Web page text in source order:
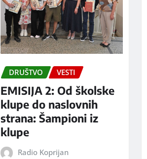
DRUŠTVO VESTI
EMISIJA 2: Od školske
klupe do naslovnih
strana: Šampioni iz
klupe
Radio Koprijan